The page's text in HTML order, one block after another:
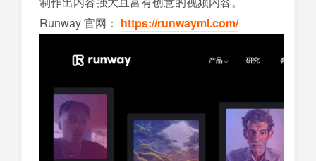
Runway 官网： https://runwayml.com/